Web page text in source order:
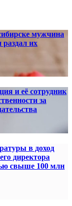
мужчина
их
и её сотрудник
за
в доход
директора
свыше 100 млн